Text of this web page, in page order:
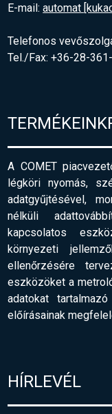
E-mail:automat
Telefonos
Tel./Fax: +36-28-
A COMET
légköri nyomás,
adatgyűjtésével,
nélküli
kapcsolatos
környezeti
ellenőrzésére
eszközöket a
adatokat
előírásainak
HÍRLEVÉL